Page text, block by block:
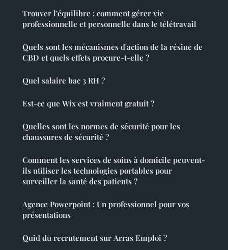
Trouver l'équilibre : comment gérer vie
professionnelle et personnelle dans le télétravail
Quels sont les mécanismes d'action de la résine de
CBD et quels effets procure-t-elle ?
Quel salaire bac 3 RH ?
Est-ce que Wix est vraiment gratuit ?
Quelles sont les normes de sécurité pour les
chaussures de sécurité ?
Comment les services de soins à domicile peuvent-
ils utiliser les technologies portables pour
surveiller la santé des patients ?
Agence Powerpoint : Un professionnel pour vos
présentations
Quid du recrutement sur Arras Emploi ?